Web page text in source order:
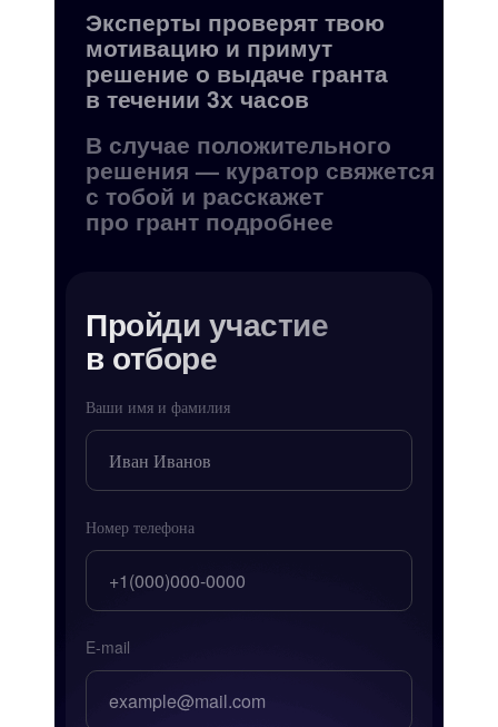
Эксперты проверят твою
мотивацию и примут
решение о выдаче гранта
в течении 3х часов
В случае положительного
решения — куратор свяжется
с тобой и расскажет
про грант подробнее
Пройди участие
в отборе
Ваши имя и фамилия
Номер телефона
E-mail